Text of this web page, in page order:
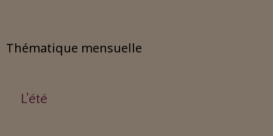
Thématique mensuelle
L'été